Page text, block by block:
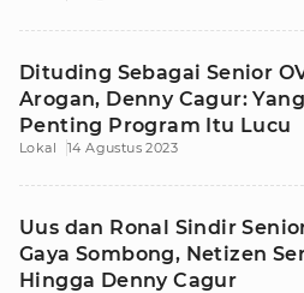
Dituding Sebagai Senior
Arogan, Denny Cagur: Yang
Penting Program Itu Lucu
Lokal 14 Agustus 2023
Uus dan Ronal Sindir
Gaya Sombong, Netizen
Hingga Denny Cagur